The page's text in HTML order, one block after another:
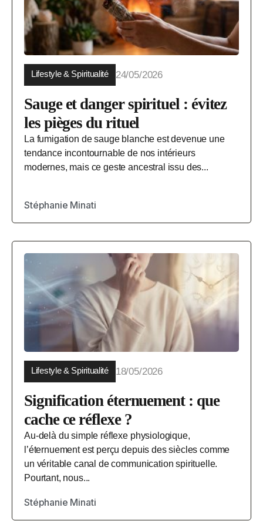
Lifestyle & Spiritualité 24/05/2026
Sauge et danger spirituel : évitez
les pièges du rituel
La fumigation de sauge blanche est devenue une
tendance incontournable de nos intérieurs
modernes, mais ce geste ancestral issu des...
Stéphanie Minati
Lifestyle & Spiritualité 18/05/2026
Signification éternuement : que
cache ce réflexe ?
Au-delà du simple réflexe physiologique,
l’éternuement est perçu depuis des siècles comme
un véritable canal de communication spirituelle.
Pourtant, nous...
Stéphanie Minati